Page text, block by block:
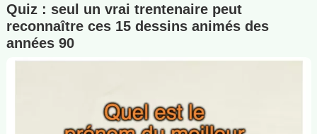
Quiz : seul un vrai trentenaire peut
reconnaître ces 15 dessins animés des
années 90